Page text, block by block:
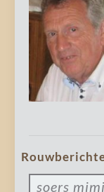
soers mimi